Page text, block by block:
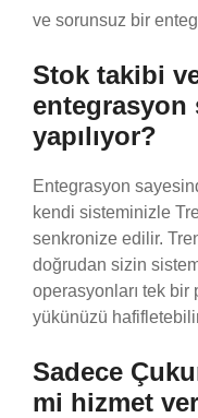
ve sorunsuz bir
Stok takibi
entegrasyon
yapılıyor?
Entegrasyon
kendi sisteminizle
senkronize edilir.
doğrudan sizin
operasyonları tek
yükünüzü
Sadece
mi hizmet